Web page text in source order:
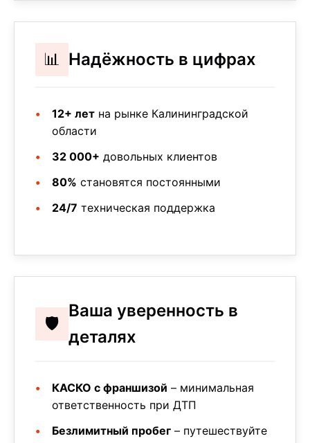
📊 Надёжность в цифрах
12+ лет на рынке Калининградской
области
32 000+ довольных клиентов
80% становятся постоянными
24/7 техническая поддержка
🛡️
Ваша уверенность в
деталях
КАСКО с франшизой – минимальная
ответственность при ДТП
Безлимитный пробег – путешествуйте